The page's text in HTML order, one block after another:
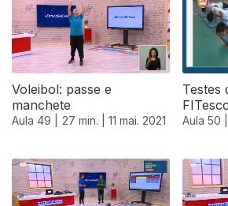
Voleibol: passe e
manchete
Aula 49 | 27 min. | 11 mai. 2021
Testes
Aula 50 |